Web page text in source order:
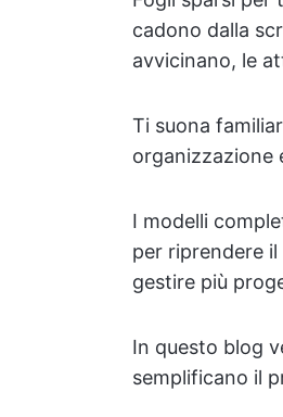
cadono dalla
avvicinano, le
Ti suona
organizzazione
I modelli
per riprendere
gestire più
In questo blog
semplificano il